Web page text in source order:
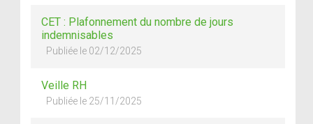
CET : Plafonnement du nombre de jours
indemnisables
Publiée le 02/12/2025
Veille RH
Publiée le 25/11/2025